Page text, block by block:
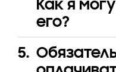
Как я
его?